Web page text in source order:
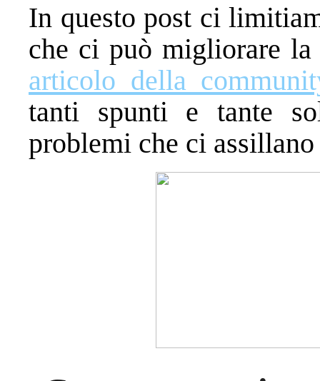
In questo post ci
che ci può migliorare la
articolo della
tanti spunti e tante
problemi che ci